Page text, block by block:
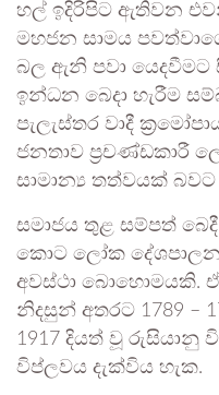
හල් ඉදිරිපිට ඇතිවන
මහජන සාමය
බල ඇනි පවා යෙදවීමට
ඉන්ධන බෙදා හැරීම
පැලැස්තර වාදී
ජනතාව ප්‍රචණ්ඩකාරී
සාමාන්‍ය තත්වයක්
සමාජය තුළ සම්පත්
කොට ලෝක
අවස්ථා බොහොමයකි. ඒ
නිදසුන් අතරට 1789 –
1917 දියත් වූ රුසියානු
විප්ලවය දැක්විය හැක.